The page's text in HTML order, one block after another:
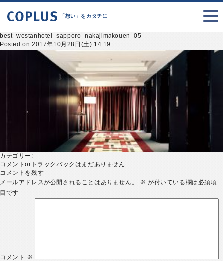
「想い」をカタチに
best_westanhotel_sapporo_nakajimakouen_05
Posted on 2017年10月28日(土) 14:19
カテゴリー:
コメントorトラックバックはまだありません
コメントを残す
メールアドレスが公開されることはありません。
※ が付いている欄は必須項
目です
コメント ※